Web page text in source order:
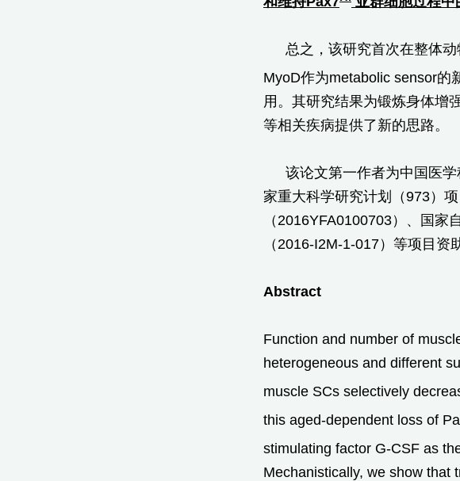
总之，该研究首次在整体动
MyoD作为metabolic sensor的
用。其研究结果为锻炼身体增
等相关疾病提供了新的思路。
该论文第一作者为中国医
家重大科学研究计划（973）
（2016YFA0100703）、国
（2016-I2M-1-017）等项目资
Abstract
Function and number of
heterogeneous and different
muscle SCs selectively
this aged-dependent loss of
stimulating factor G-CSF as
Mechanistically, we show that